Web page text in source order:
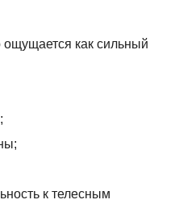
как сильный
к телесным